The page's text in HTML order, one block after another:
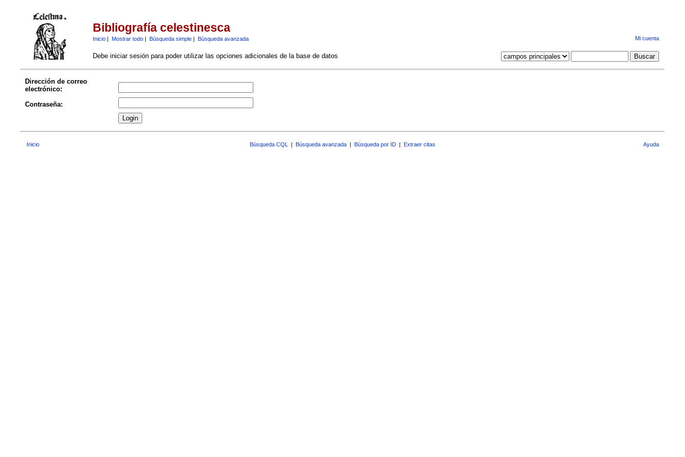
Bibliografía celestinesca
Inicio| Mostrar todo| Búsqueda simple| Búsqueda avanzada Mi cuenta
Debe iniciar sesión para poder utilizar las opciones adicionales de la base de datos
Dirección de correo
electrónico:
Contraseña:
Inicio Búsqueda CQL | Búsqueda avanzada | Búsqueda por ID | Extraer citas Ayuda